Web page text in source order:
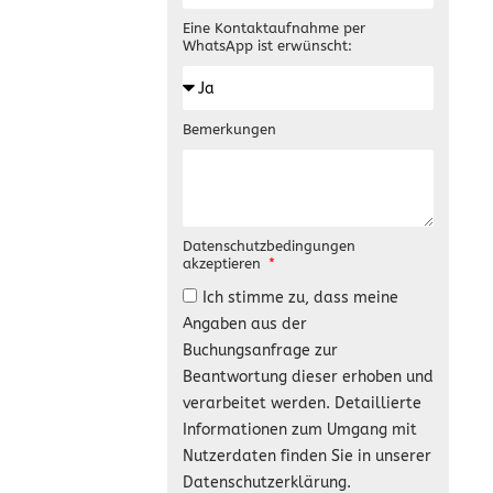
Eine Kontaktaufnahme per
WhatsApp ist erwünscht:
Bemerkungen
Datenschutzbedingungen
akzeptieren
Ich stimme zu, dass meine
Angaben aus der
Buchungsanfrage zur
Beantwortung dieser erhoben und
verarbeitet werden. Detaillierte
Informationen zum Umgang mit
Nutzerdaten finden Sie in unserer
Datenschutzerklärung.